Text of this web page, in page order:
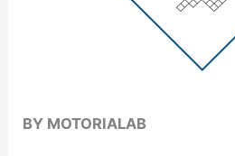
BY MOTORIALAB